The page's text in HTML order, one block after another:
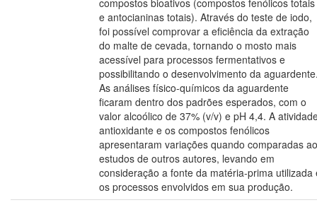
compostos bioativos (compostos fenólicos totais
e antocianinas totais). Através do teste de iodo,
foi possível comprovar a eficiência da extração
do malte de cevada, tornando o mosto mais
acessível para processos fermentativos e
possibilitando o desenvolvimento da
As análises físico-químicos da aguardente
ficaram dentro dos padrões esperados, com o
valor alcoólico de 37% (v/v) e pH 4,4. A
antioxidante e os compostos fenólicos
apresentaram variações quando comparadas
estudos de outros autores, levando em
consideração a fonte da matéria-prima utilizada
os processos envolvidos em sua produção.